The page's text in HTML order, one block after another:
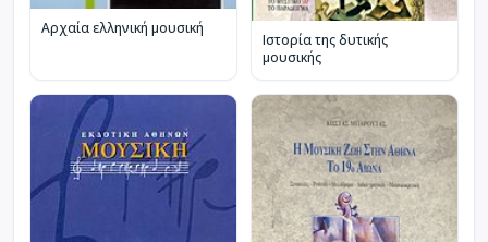
Αρχαία ελληνική μουσική
Ιστορία της δυτικής
μουσικής